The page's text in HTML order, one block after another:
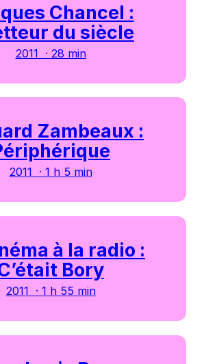
Chancel :
du siècle
2011 · 28 min
Zambeaux :
2011 · 1 h 5 min
à la radio :
Bory
2011 · 1 h 55 min